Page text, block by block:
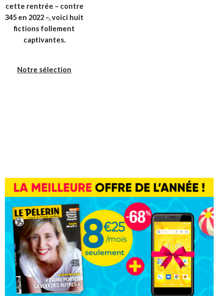
cette rentrée – contre
345 en 2022 –, voici huit
fictions follement
captivantes.
Notre sélection